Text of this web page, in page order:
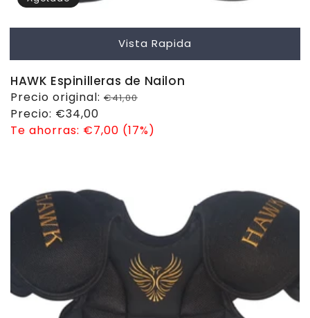
Vista Rapida
HAWK Espinilleras de Nailon
Precio
habitual
Precio original: €41,00
Precio
de
Precio: €34,00
Te ahorras: €7,00 (17%)